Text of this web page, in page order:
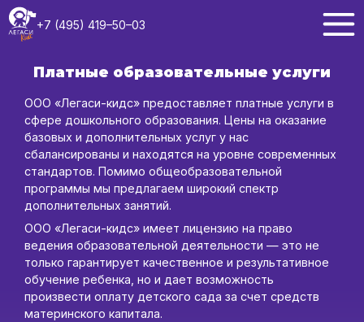
+7 (495) 419–50–03
Платные образовательные услуги
ООО «Легаси-кидс» предоставляет платные услуги в
сфере дошкольного образования. Цены на оказание
базовых и дополнительных услуг у нас
сбалансированы и находятся на уровне современных
стандартов. Помимо общеобразовательной
программы мы предлагаем широкий спектр
дополнительных занятий.
ООО «Легаси-кидс» имеет лицензию на право
ведения образовательной деятельности — это не
только гарантирует качественное и результативное
обучение ребенка, но и дает возможность
произвести оплату детского сада за счет средств
материнского капитала.